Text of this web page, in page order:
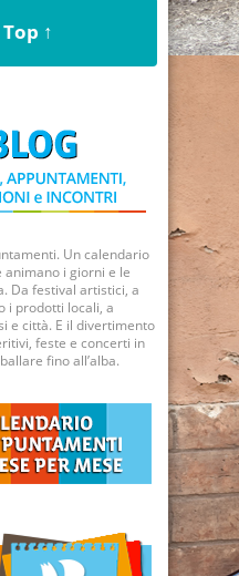
↑
Un calendario
i giorni e le
Da festival artistici, a
i prodotti locali, a
e città. E il divertimento
feste e concerti in
fino all’alba.